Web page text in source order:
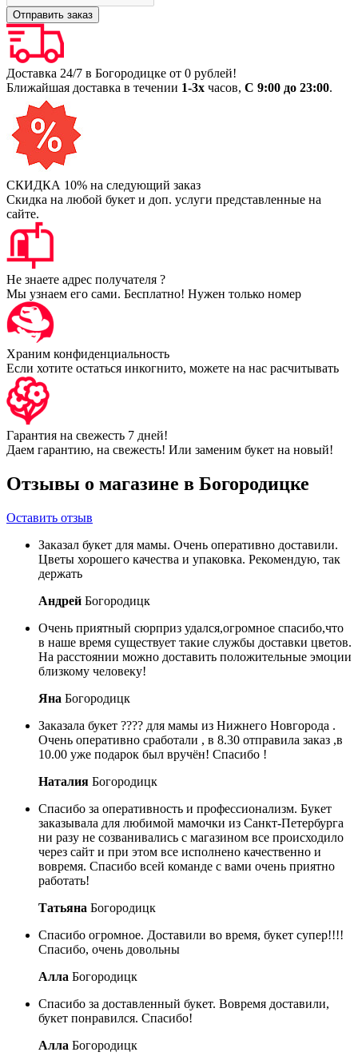
Доставка 24/7 в Богородицке от 0 рублей!
Ближайшая доставка в течении 1-3х часов, С 9:00 до 23:00.
СКИДКА 10% на следующий заказ
Скидка на любой букет и доп. услуги представленные на
сайте.
Не знаете адрес получателя ?
Мы узнаем его сами. Бесплатно! Нужен только номер
Храним конфиденциальность
Если хотите остаться инкогнито, можете на нас расчитывать
Гарантия на свежесть 7 дней!
Даем гарантию, на свежесть! Или заменим букет на новый!
Отзывы о магазине в Богородицке
Оставить отзыв
Заказал букет для мамы. Очень оперативно доставили.
Цветы хорошего качества и упаковка. Рекомендую, так
держать
Андрей Богородицк
Очень приятный сюрприз удался,огромное спасибо,что
в наше время существует такие службы доставки цветов.
На расстоянии можно доставить положительные эмоции
близкому человеку!
Яна Богородицк
Заказала букет ???? для мамы из Нижнего Новгорода .
Очень оперативно сработали , в 8.30 отправила заказ ,в
10.00 уже подарок был вручён! Спасибо !
Наталия Богородицк
Спасибо за оперативность и профессионализм. Букет
заказывала для любимой мамочки из Санкт-Петербурга
ни разу не созванивались с магазином все происходило
через сайт и при этом все исполнено качественно и
вовремя. Спасибо всей команде с вами очень приятно
работать!
Татьяна Богородицк
Спасибо огромное. Доставили во время, букет супер!!!!
Спасибо, очень довольны
Алла Богородицк
Спасибо за доставленный букет. Вовремя доставили,
букет понравился. Спасибо!
Алла Богородицк